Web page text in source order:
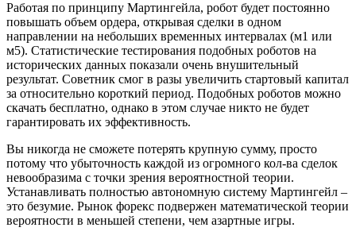
Работая по принципу Мартингейла, робот будет постоянно
повышать объем ордера, открывая сделки в одном
направлении на небольших временных интервалах (м1 или
м5). Статистические тестирования подобных роботов на
исторических данных показали очень внушительный
результат. Советник смог в разы увеличить стартовый капитал
за относительно короткий период. Подобных роботов можно
скачать бесплатно, однако в этом случае никто не будет
гарантировать их эффективность.
Вы никогда не сможете потерять крупную сумму, просто
потому что убыточность каждой из огромного кол-ва сделок
невообразима с точки зрения вероятностной теории.
Устанавливать полностью автономную систему Мартингейл –
это безумие. Рынок форекс подвержен математической теории
вероятности в меньшей степени, чем азартные игры.